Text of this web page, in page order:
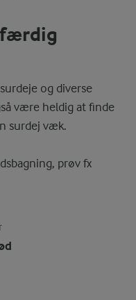
færdig
og diverse
være heldig at finde
surdej væk.
prøv fx